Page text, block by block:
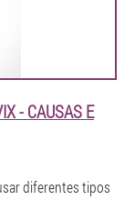
- CAUSAS E
diferentes tipos